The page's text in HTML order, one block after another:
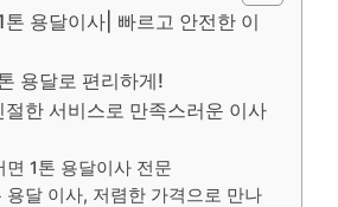
톤 용달이사| 빠르고 안전한 이
용달로 편리하게!
한 서비스로 만족스러운 이사
면 1톤 용달이사 전문
용달 이사, 저렴한 가격으로 만나